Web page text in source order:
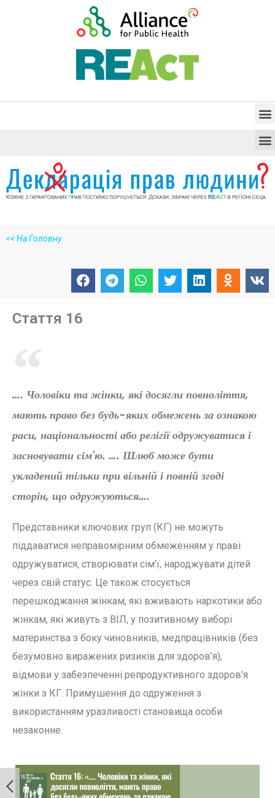
<<На Головну
Стаття 16
…. Чоловіки та жінки, які досягли повноліття,
мають право без будь-яких обмежень за ознакою
раси, національності або релігії одружуватися і
засновувати сім'ю. …. Шлюб може бути
укладений тільки при вільній і повній згоді
сторін, що одружуються….
Представники ключових груп (КГ) не можуть
піддаватися неправомірним обмеженням у праві
одружуватися, створювати сім’ї, народжувати дітей
через свій статус. Це також стосується
перешкоджання жінкам, які вживають наркотики або
жінкам, які живуть з ВІЛ, у позитивному виборі
материнства з боку чиновників, медпрацівників (без
безумовно виражених ризиків для здоров’я),
відмови у забезпеченні репродуктивного здоров’я
жінки з КГ. Примушення до одруження з
використанням уразливості становища особи
незаконне.